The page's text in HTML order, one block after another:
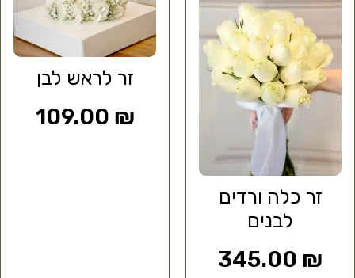
זר כלה ורדים
לבנים
345.00 ₪
זר לראש לבן
109.00 ₪